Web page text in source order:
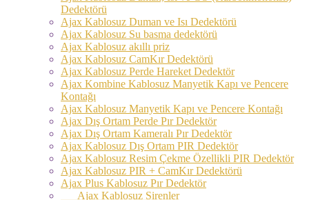
Dedektörü
Ajax Kablosuz Duman ve Isı Dedektörü
Ajax Kablosuz Su basma dedektörü
Ajax Kablosuz akıllı priz
Ajax Kablosuz CamKır Dedektörü
Ajax Kablosuz Perde Hareket Dedektör
Ajax Kombine Kablosuz Manyetik Kapı ve Pencere
Kontağı
Ajax Kablosuz Manyetik Kapı ve Pencere Kontağı
Ajax Dış Ortam Perde Pır Dedektör
Ajax Dış Ortam Kameralı Pır Dedektör
Ajax Kablosuz Dış Ortam PIR Dedektör
Ajax Kablosuz Resim Çekme Özellikli PIR Dedektör
Ajax Kablosuz PIR + CamKır Dedektörü
Ajax Plus Kablosuz Pır Dedektör
Ajax Kablosuz Sirenler